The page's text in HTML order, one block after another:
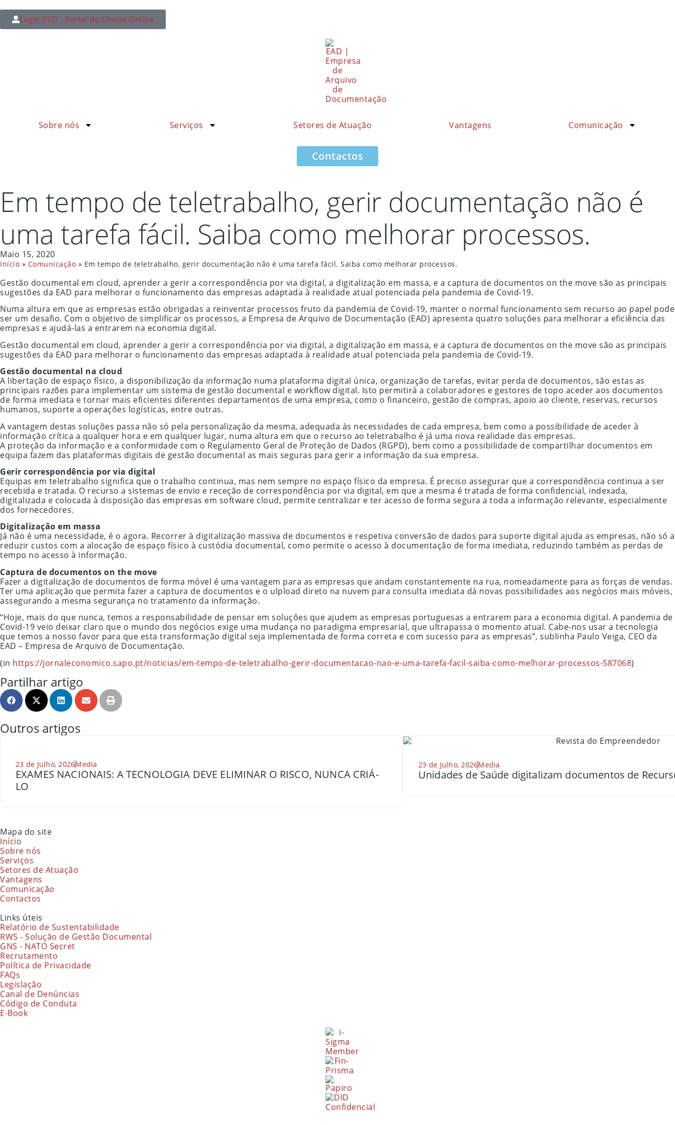
Login PCO - Portal do Cliente Online
Sobre nós Serviços Setores de Atuação Vantagens Comunicação
Contactos
Em tempo de teletrabalho, gerir documentação não é
uma tarefa fácil. Saiba como melhorar processos.
Maio 15, 2020
Início » Comunicação » Em tempo de teletrabalho, gerir documentação não é uma tarefa fácil. Saiba como melhorar processos.
Gestão documental em cloud, aprender a gerir a correspondência por via digital, a digitalização em massa, e a captura de documentos on the move são as principais
sugestões da EAD para melhorar o funcionamento das empresas adaptada à realidade atual potenciada pela pandemia de Covid-19.
Numa altura em que as empresas estão obrigadas a reinventar processos fruto da pandemia de Covid-19, manter o normal funcionamento sem recurso ao papel pode
ser um desafio. Com o objetivo de simplificar os processos, a Empresa de Arquivo de Documentação (EAD) apresenta quatro soluções para melhorar a eficiência das
empresas e ajudá-las a entrarem na economia digital.
Gestão documental em cloud, aprender a gerir a correspondência por via digital, a digitalização em massa, e a captura de documentos on the move são as principais
sugestões da EAD para melhorar o funcionamento das empresas adaptada à realidade atual potenciada pela pandemia de Covid-19.
Gestão documental na cloud
A libertação de espaço físico, a disponibilização da informação numa plataforma digital única, organização de tarefas, evitar perda de documentos, são estas as
principais razões para implementar um sistema de gestão documental e workflow digital. Isto permitirá a colaboradores e gestores de topo aceder aos documentos
de forma imediata e tornar mais eficientes diferentes departamentos de uma empresa, como o financeiro, gestão de compras, apoio ao cliente, reservas, recursos
humanos, suporte a operações logísticas, entre outras.
A vantagem destas soluções passa não só pela personalização da mesma, adequada às necessidades de cada empresa, bem como a possibilidade de aceder à
informação crítica a qualquer hora e em qualquer lugar, numa altura em que o recurso ao teletrabalho é já uma nova realidade das empresas.
A proteção da informação e a conformidade com o Regulamento Geral de Proteção de Dados (RGPD), bem como a possibilidade de compartilhar documentos em
equipa fazem das plataformas digitais de gestão documental as mais seguras para gerir a informação da sua empresa.
Gerir correspondência por via digital
Equipas em teletrabalho significa que o trabalho continua, mas nem sempre no espaço físico da empresa. É preciso assegurar que a correspondência continua a ser
recebida e tratada. O recurso a sistemas de envio e receção de correspondência por via digital, em que a mesma é tratada de forma confidencial, indexada,
digitalizada e colocada à disposição das empresas em software cloud, permite centralizar e ter acesso de forma segura a toda a informação relevante, especialmente
dos fornecedores.
Digitalização em massa
Já não é uma necessidade, é o agora. Recorrer à digitalização massiva de documentos e respetiva conversão de dados para suporte digital ajuda as empresas, não só a
reduzir custos com a alocação de espaço físico à custódia documental, como permite o acesso à documentação de forma imediata, reduzindo também as perdas de
tempo no acesso à informação.
Captura de documentos on the move
Fazer a digitalização de documentos de forma móvel é uma vantagem para as empresas que andam constantemente na rua, nomeadamente para as forças de vendas.
Ter uma aplicação que permita fazer a captura de documentos e o ulpload direto na nuvem para consulta imediata dá novas possibilidades aos negócios mais móveis,
assegurando a mesma segurança no tratamento da informação.
“Hoje, mais do que nunca, temos a responsabilidade de pensar em soluções que ajudem as empresas portuguesas a entrarem para a economia digital. A pandemia de
Covid-19 veio deixar claro que o mundo dos negócios exige uma mudança no paradigma empresarial, que ultrapassa o momento atual. Cabe-nos usar a tecnologia
que temos a nosso favor para que esta transformação digital seja implementada de forma correta e com sucesso para as empresas”, sublinha Paulo Veiga, CEO da
EAD – Empresa de Arquivo de Documentação.
(in https://jornaleconomico.sapo.pt/noticias/em-tempo-de-teletrabalho-gerir-documentacao-nao-e-uma-tarefa-facil-saiba-como-melhorar-processos-587068)
Partilhar artigo
Outros artigos
23 de Julho, 2026Media
EXAMES NACIONAIS: A TECNOLOGIA DEVE ELIMINAR O RISCO, NUNCA CRIÁ-
LO
23 de Julho, 2026Media
Unidades de Saúde digitalizam documentos de
Mapa do site
Início
Sobre nós
Serviços
Setores de Atuação
Vantagens
Comunicação
Contactos
Links úteis
Relatório de Sustentabilidade
RWS - Solução de Gestão Documental
GNS - NATO Secret
Recrutamento
Política de Privacidade
FAQs
Legislação
Canal de Denúncias
Código de Conduta
E-Book